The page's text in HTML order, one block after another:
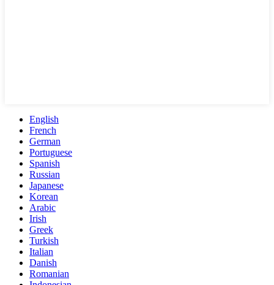
English
French
German
Portuguese
Spanish
Russian
Japanese
Korean
Arabic
Irish
Greek
Turkish
Italian
Danish
Romanian